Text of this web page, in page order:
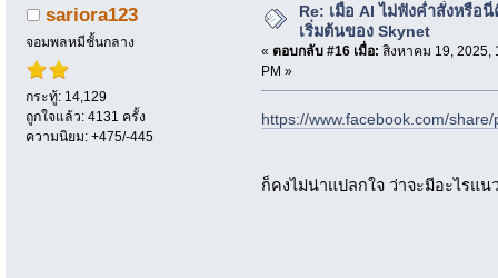
sariora123
จอมพลหมีชั้นกลาง
กระทู้: 14,129
ถูกใจแล้ว: 4131 ครั้ง
ความนิยม: +475/-445
Re: เมื่อ AI ไม่ฟังค่ำสั่งหรือ
เริ่มต้นของ Skynet
« ตอบกลับ #16 เมื่อ: สิงหาคม 19, 2025,
PM »
https://www.facebook.com/
ก็คงไม่น่าแปลกใจ ว่าจะมีอะไรแน